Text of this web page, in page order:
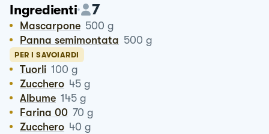
Ingredienti 7
Mascarpone 500 g
Panna semimontata 500 g
PER I SAVOIARDI
Tuorli 100 g
Zucchero 45 g
Albume 145 g
Farina 00 70 g
Zucchero 40 g